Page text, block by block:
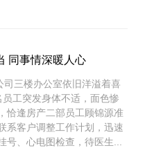
同事情深暖人心
三楼办公室依旧洋溢着喜
工突发身体不适，面色惨
恰逢房产二部员工顾锦源准
系客户调整工作计划，迅速
、心电图检查，待医生...